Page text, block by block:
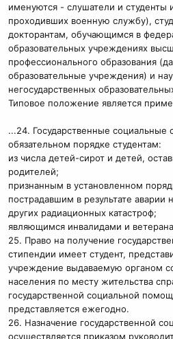
именуются - слушатели и студенты
проходивших военную службу),
докторантам, обучающимся в
образовательных учреждениях
профессионального образования
образовательные учреждения) и
негосударственных
Типовое положение является
...24. Государственные социальные
обязательном порядке студентам:
из числа детей-сирот и детей,
родителей;
признанным в установленном
пострадавшим в результате
других радиационных катастроф;
являющимся инвалидами и
25. Право на получение
стипендии имеет студент,
учреждение выдаваемую органом
населения по месту жительства
государственной социальной
представляется ежегодно.
26. Назначение государственной
осуществляется приказом